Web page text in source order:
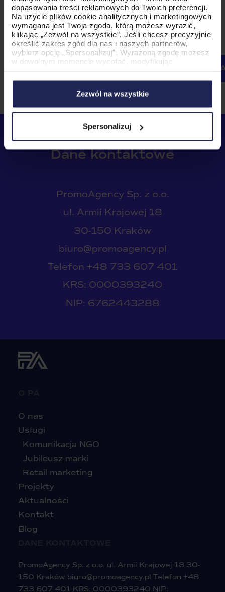
dopasowania treści reklamowych do Twoich preferencji.
Na użycie plików cookie analitycznych i marketingowych
wymagana jest Twoja zgoda, którą możesz wyrazić,
klikając „Zezwól na wszystkie”. Jeśli chcesz precyzyjnie
określić zakres zgód dla nas i naszych partnerów,
wybierz opcję „Spersonalizuj”. Wyrażoną zgodę możesz
w dowolnym momencie wycofać, modyfikując
Korzystanie z plików cookie w wymienionych celach
wiąże się z przetwarzaniem Twoich danych osobowych.
Administratorem tych danych jest PromoAgency sp. z
o.o., a w niektórych przypadkach także nasi partnerzy.
Szczegółowe informacje na temat stosowania cookie
oraz przetwarzania danych osobowych, w tym
Polityce Cookies.
Zezwól na wszystkie
Spersonalizuj
komunikatów. Aby uzyskać więcej informacji na temat
sposobu rezygnacji z subskrypcji, naszych zasad ochrony
prywatności oraz tego, w jaki sposób zobowiązujemy się
do ochrony i poszanowania prywatności, należy zapoznać
się z naszą Polityką Prywatności.
Dane kontaktowe
PromoAgency Sp. z o.o.
ul. Armii Krajowej 18
30-150 Kraków
biuro@promoagency.pl
Telefon +48 733 607 401
KRS: 0000393240
NIP: 6762443288
O nas
Usługi
Komunikacja NGO
Jubileusz marki
Retail marketing
Projekty
Aktualności
Kontakt
Blog
PromoAgency Sp. z o.o. ul. Armii Krajowej 18 30-
150 Kraków biuro@promoagency.pl Telefon +48
733 607 401 KRS: 0000393240 NIP: